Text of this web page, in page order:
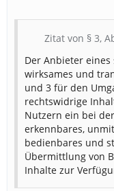
Zitat von § 3,
Der Anbieter
wirksames und
und 3 für den
rechtswidrige
Nutzern ein bei
erkennbares,
bedienbares und
Übermittlung von
Inhalte zur